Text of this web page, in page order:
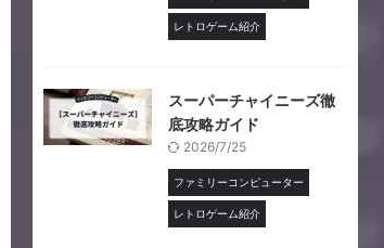
レトロゲーム紹介
スーパーチャイニーズ徹
底攻略ガイド
2026/7/25
ファミリーコンピューター
レトロゲーム紹介